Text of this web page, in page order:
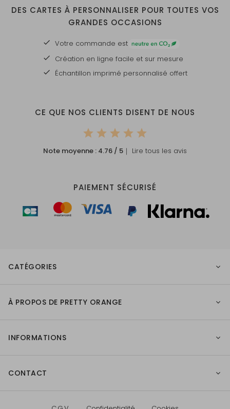
DES CARTES À PERSONNALISER POUR TOUTES VOS
GRANDES OCCASIONS
Votre commande est
Création en ligne facile et sur mesure
Échantillon imprimé personnalisé offert
CE QUE NOS CLIENTS DISENT DE NOUS
Note moyenne : 4.76 / 5 ｜ Lire tous les avis
PAIEMENT SÉCURISÉ
CATÉGORIES
À PROPOS DE PRETTY ORANGE
INFORMATIONS
CONTACT